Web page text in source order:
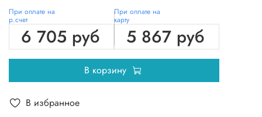
При оплате на
р.счет
6 705 руб
При оплате на
карту
5 867 руб
В корзину
В избранное